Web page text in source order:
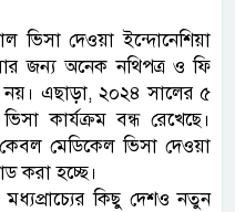
ভিসা দেওয়া ইন্দোনেশিয়া
জন্য অনেক নথিপত্র ও ফি
নয়। এছাড়া, ২০২৪ সালের ৫
কার্যক্রম বন্ধ রেখেছে।
কেবল মেডিকেল ভিসা দেওয়া
করা হচ্ছে।
কিছু দেশও নতুন